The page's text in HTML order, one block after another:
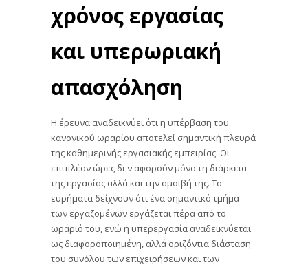
χρόνος εργασίας
και υπερωριακή
απασχόληση
Η έρευνα αναδεικνύει ότι η υπέρβαση του
κανονικού ωραρίου αποτελεί σημαντική πλευρά
της καθημερινής εργασιακής εμπειρίας. Οι
επιπλέον ώρες δεν αφορούν μόνο τη διάρκεια
της εργασίας αλλά και την αμοιβή της. Τα
ευρήματα δείχνουν ότι ένα σημαντικό τμήμα
των εργαζομένων εργάζεται πέρα από το
ωράριό του, ενώ η υπερεργασία αναδεικνύεται
ως διαφοροποιημένη, αλλά οριζόντια διάσταση
του συνόλου των επιχειρήσεων και των